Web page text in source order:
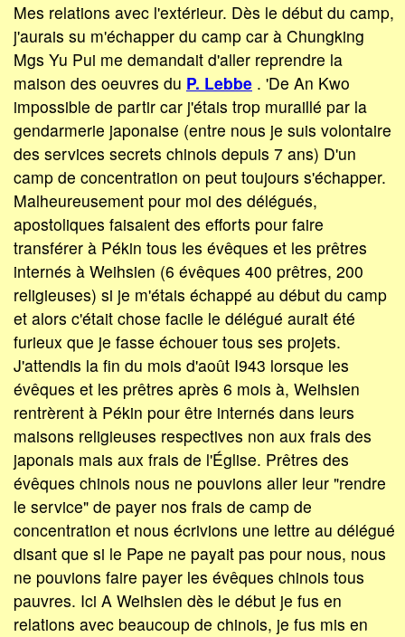
Mes relations avec l'extérieur. Dès le début du camp,
j'aurais su m'échapper du camp car à Chungking
Mgs Yu Pui me demandait d'aller reprendre la
maison des oeuvres du P. Lebbe . 'De An Kwo
impossible de partir car j'étais trop muraillé par la
gendarmerie japonaise (entre nous je suis volontaire
des services secrets chinois depuis 7 ans) D'un
camp de concentration on peut toujours s'échapper.
Malheureusement pour moi des délégués,
apostoliques faisaient des efforts pour faire
transférer à Pékin tous les évêques et les prêtres
internés à Weihsien (6 évêques 400 prêtres, 200
religieuses) si je m'étais échappé au début du camp
et alors c'était chose facile le délégué aurait été
furieux que je fasse échouer tous ses projets.
J'attendis la fin du mois d'août I943 lorsque les
évêques et les prêtres après 6 mois à, Weihsien
rentrèrent à Pékin pour être internés dans leurs
maisons religieuses respectives non aux frais des
japonais mais aux frais de l'Église. Prêtres des
évêques chinois nous ne pouvions aller leur "rendre
le service" de payer nos frais de camp de
concentration et nous écrivions une lettre au délégué
disant que si le Pape ne payait pas pour nous, nous
ne pouvions faire payer les évêques chinois tous
pauvres. Ici A Weihsien dès le début je fus en
relations avec beaucoup de chinois, je fus mis en